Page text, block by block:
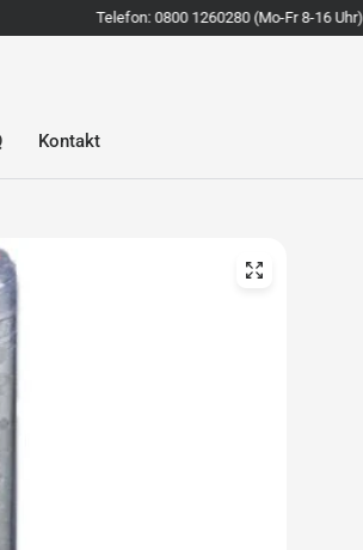
Telefon: 0800 1260280 (Mo-Fr 8-16 Uhr)
Kontakt